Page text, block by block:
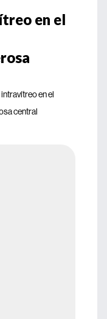
en el
en el
central